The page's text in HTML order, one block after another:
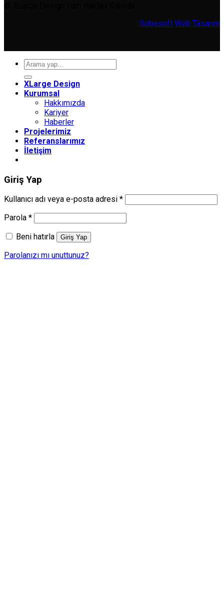
Sobesoft Web Tasarım
Ara:
XLarge Design
Kurumsal
Hakkımızda
Kariyer
Haberler
Projelerimiz
Referanslarımız
İletişim
Giriş Yap
Kullanıcı adı veya e-posta adresi *Gerekli
Parola *Gerekli
Beni hatırla Giriş Yap
Parolanızı mı unuttunuz?